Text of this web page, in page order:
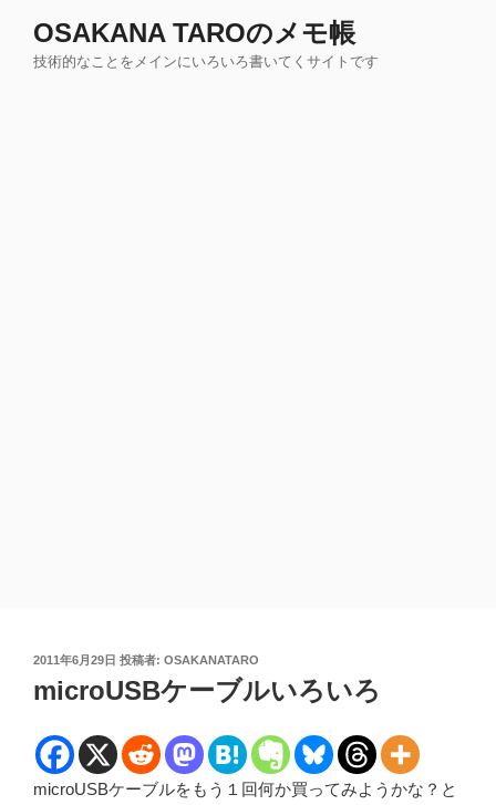
OSAKANA TAROのメモ帳
技術的なことをメインにいろいろ書いてくサイトです
投
日:
2011年6月29日 投稿者: OSAKANATARO
microUSBケーブルいろいろ
microUSBケーブルをもう１回何か買ってみようかな？と